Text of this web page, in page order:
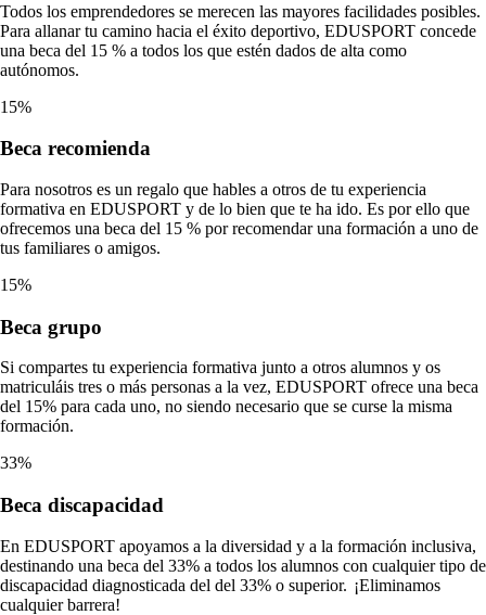
Todos los emprendedores se merecen las mayores facilidades posibles.
Para allanar tu camino hacia el éxito deportivo, EDUSPORT concede
una beca del 15 % a todos los que estén dados de alta como
autónomos.
15%
Beca recomienda
Para nosotros es un regalo que hables a otros de tu experiencia
formativa en EDUSPORT y de lo bien que te ha ido. Es por ello que
ofrecemos una beca del 15 % por recomendar una formación a uno de
tus familiares o amigos.
15%
Beca grupo
Si compartes tu experiencia formativa junto a otros alumnos y os
matriculáis tres o más personas a la vez, EDUSPORT ofrece una beca
del 15% para cada uno, no siendo necesario que se curse la misma
formación.
33%
Beca discapacidad
En EDUSPORT apoyamos a la diversidad y a la formación inclusiva,
destinando una beca del 33% a todos los alumnos con cualquier tipo de
discapacidad diagnosticada del del 33% o superior. ¡Eliminamos
cualquier barrera!